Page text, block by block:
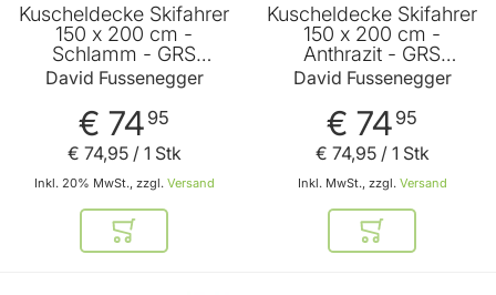
Kuscheldecke Skifahrer
150 x 200 cm -
Schlamm - GRS
zertifiziert - von David
Fussenegger
David Fussenegger
€ 74 95
Inkl. 20% MwSt., zzgl. Versand
€ 74,95/ 1 Stk
In den Warenkorb
Kuscheldecke Skifahrer
150 x 200 cm -
Anthrazit - GRS
zertifiziert - von David
Fussenegger
David Fussenegger
€ 74 95
Inkl. MwSt., zzgl. Versand
€ 74,95/ 1 Stk
In den